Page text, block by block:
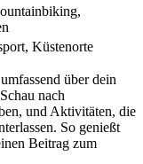
Küstenorte
über dein
nach
und Aktivitäten, die
So genießt
Beitrag zum